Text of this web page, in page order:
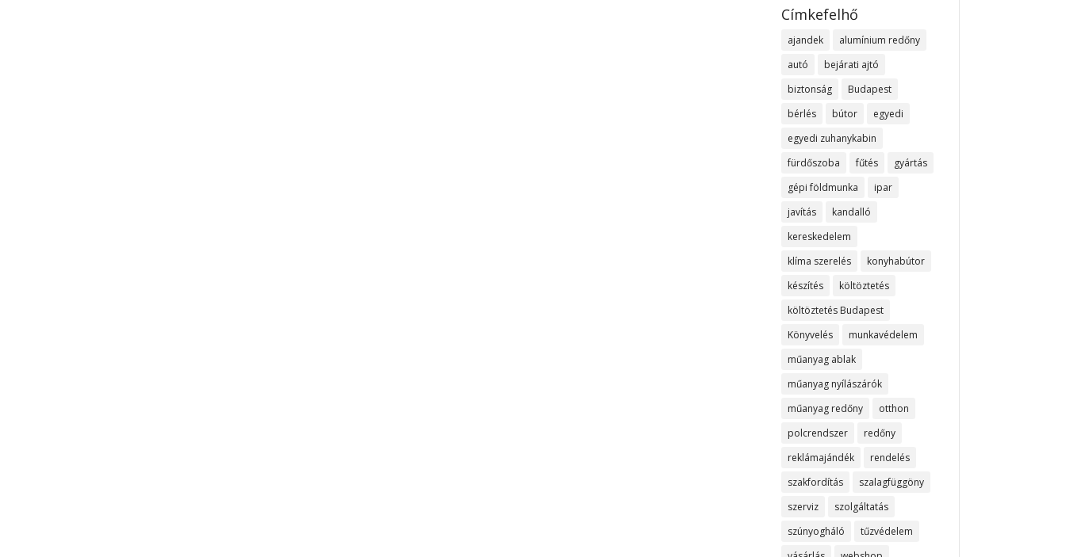
Címkefelhő
ajandek
alumínium redőny
autó
bejárati ajtó
biztonság
Budapest
bérlés
bútor
egyedi
egyedi zuhanykabin
fürdőszoba
fűtés
gyártás
gépi földmunka
ipar
javítás
kandalló
kereskedelem
klíma szerelés
konyhabútor
készítés
költöztetés
költöztetés Budapest
Könyvelés
munkavédelem
műanyag ablak
műanyag nyílászárók
műanyag redőny
otthon
polcrendszer
redőny
reklámajándék
rendelés
szakfordítás
szalagfüggöny
szerviz
szolgáltatás
szúnyogháló
tűzvédelem